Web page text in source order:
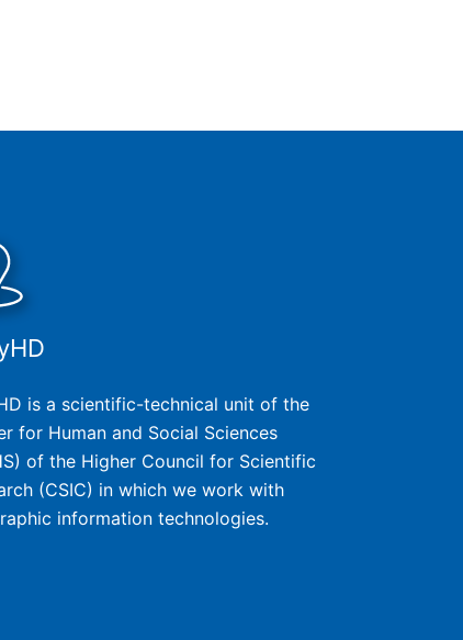
is a scientific-technical unit of the
for Human and Social Sciences
of the Higher Council for Scientific
(CSIC) in which we work with
information technologies.